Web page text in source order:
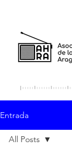
Entrada
All Posts